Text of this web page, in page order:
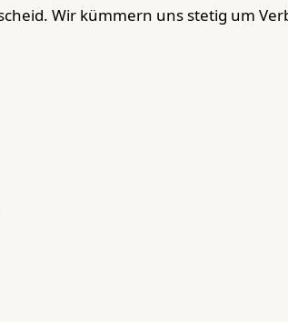
Wir kümmern uns stetig um